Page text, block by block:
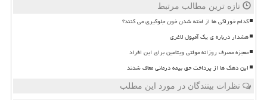
تازه ترین مطالب مرتبط
کدام خوراکی ها از لخته شدن خون جلوگیری می کنند؟
هشدار درباره ی یک آمپول لاغری
معجزه مصرف روزانه مولتی ویتامین برای این افراد
این دهک ها از پرداخت حق بیمه درمانی معاف شدند
نظرات بینندگان در مورد این مطلب